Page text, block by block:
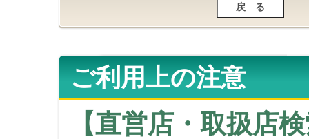
ご利用上の注意
【直営店・取扱店